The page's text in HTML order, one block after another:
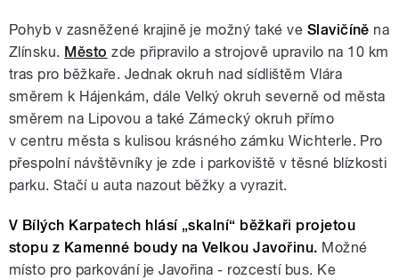
Pohyb v zasněžené krajině je možný také ve Slavičíně na
Zlínsku. Město zde připravilo a strojově upravilo na 10 km
tras pro běžkaře. Jednak okruh nad sídlištěm Vlára
směrem k Hájenkám, dále Velký okruh severně od města
směrem na Lipovou a také Zámecký okruh přímo
v centru města s kulisou krásného zámku Wichterle. Pro
přespolní návštěvníky je zde i parkoviště v těsné blízkosti
parku. Stačí u auta nazout běžky a vyrazit.
V Bílých Karpatech hlásí „skalní“ běžkaři projetou
stopu z Kamenné boudy na Velkou Javořinu. Možné
místo pro parkování je Javořina - rozcestí bus. Ke